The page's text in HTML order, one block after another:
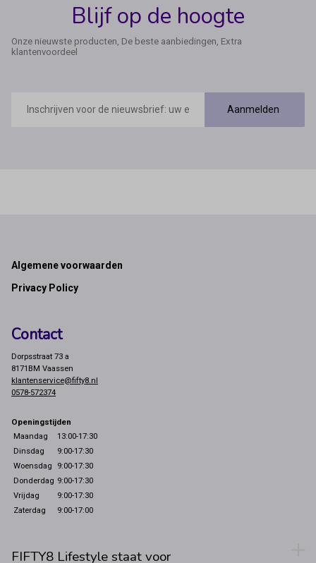
Blijf op de hoogte
Onze nieuwste producten, De beste aanbiedingen, Extra
klantenvoordeel
mailadres
Aanmelden
Footer
Algemene voorwaarden
Privacy Policy
Contact
Dorpsstraat 73 a
8171BM Vaassen
klantenservice@fifty8.nl
0578-572374
Openingstijden
Maandag
13:00-17:30
Dinsdag
9:00-17:30
Woensdag
9:00-17:30
Donderdag 9:00-17:30
Vrijdag
9:00-17:30
Zaterdag
9:00-17:00
FIFTY8 Lifestyle staat voor